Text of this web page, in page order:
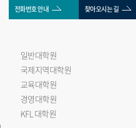
전화번호 안내 찾아오시는 길
일반대학원
국제지역대학원
교육대학원
경영대학원
KFL 대학원